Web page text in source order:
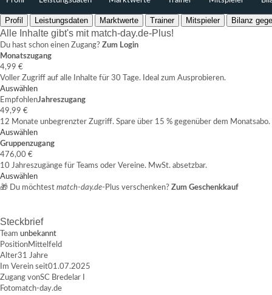
Profil Leistungsdaten Marktwerte Trainer Mitspieler Bilanz
Alle Inhalte gibt's mit match-day.de-Plus!
Du hast schon einen Zugang? Zum Login
Monatszugang
4,99 €
Voller Zugriff auf alle Inhalte für 30 Tage. Ideal zum Ausprobieren.
Auswählen
EmpfohlenJahreszugang
49,99 €
12 Monate unbegrenzter Zugriff. Spare über 15 % gegenüber dem Monatsabo.
Auswählen
Gruppenzugang
476,00 €
10 Jahreszugänge für Teams oder Vereine. MwSt. absetzbar.
Auswählen
🎁 Du möchtest match-day.de-Plus verschenken? Zum Geschenkkauf
Steckbrief
Team unbekannt
PositionMittelfeld
Alter31 Jahre
Im Verein seit01.07.2025
Zugang vonSC Bredelar I
Fotomatch-day.de